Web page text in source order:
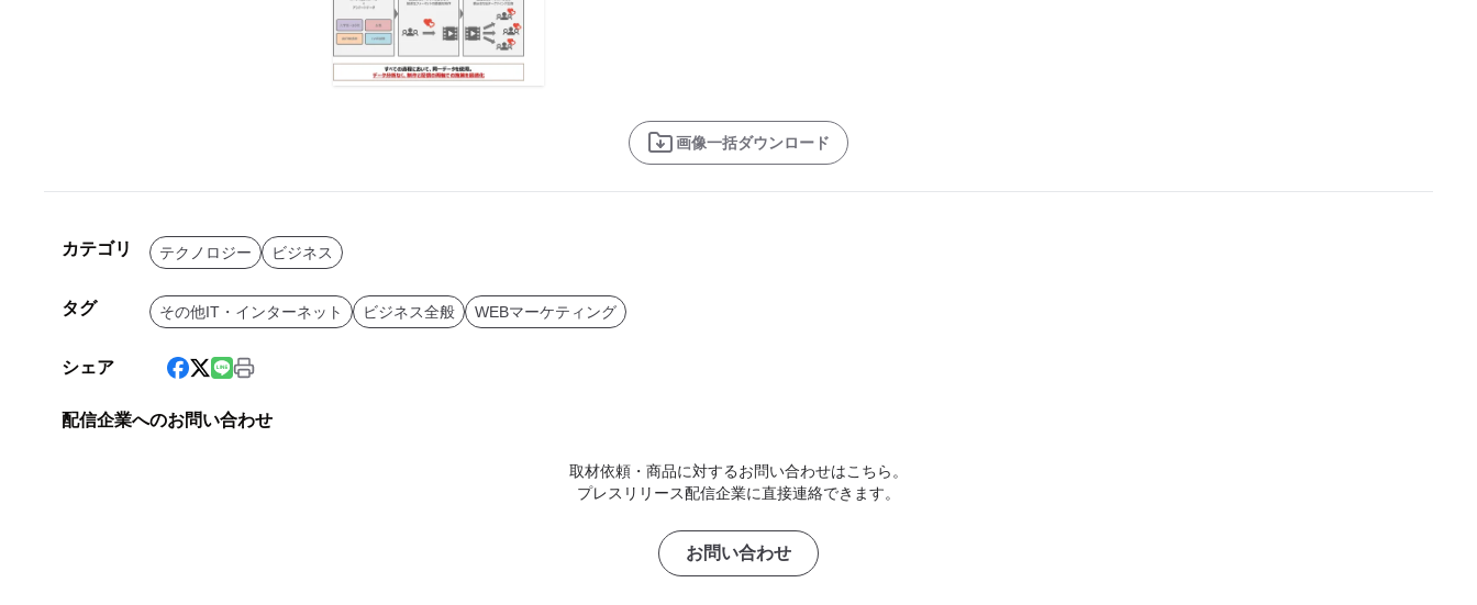
画像一括ダウンロード
カテゴリ テクノロジー ビジネス
タグ その他IT・インターネット ビジネス全般 WEBマーケティング
シェア
配信企業へのお問い合わせ
取材依頼・商品に対するお問い合わせはこちら。
プレスリリース配信企業に直接連絡できます。
お問い合わせ